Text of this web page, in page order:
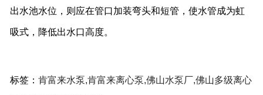
出水池水位，则应在管口加装弯头和短管，使水管成为虹
吸式，降低出水口高度。
标签：肯富来水泵,肯富来离心泵,佛山水泵厂,佛山多级离心